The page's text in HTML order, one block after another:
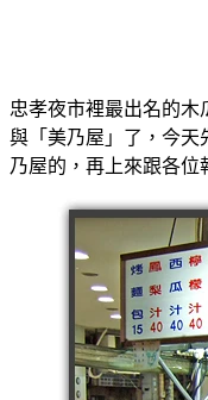
忠孝夜市裡最出名的木
與「美乃屋」了，今天
乃屋的，再上來跟各位